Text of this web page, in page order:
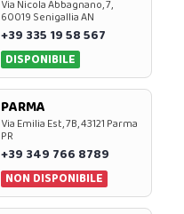
Via Nicola Abbagnano, 7,
60019 Senigallia AN
+39 335 19 58 567
DISPONIBILE
PARMA
Via Emilia Est, 7B, 43121 Parma
PR
+39 349 766 8789
NON DISPONIBILE